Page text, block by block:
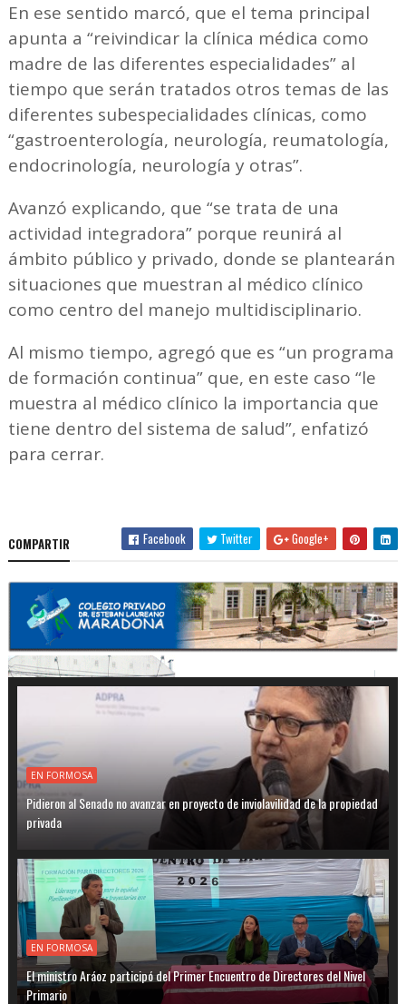
En ese sentido marcó, que el tema principal
apunta a “reivindicar la clínica médica como
madre de las diferentes especialidades” al
tiempo que serán tratados otros temas de las
diferentes subespecialidades clínicas, como
“gastroenterología, neurología, reumatología,
endocrinología, neurología y otras”.
Avanzó explicando, que “se trata de una
actividad integradora” porque reunirá al
ámbito público y privado, donde se plantearán
situaciones que muestran al médico clínico
como centro del manejo multidisciplinario.
Al mismo tiempo, agregó que es “un programa
de formación continua” que, en este caso “le
muestra al médico clínico la importancia que
tiene dentro del sistema de salud”, enfatizó
para cerrar.
COMPARTIR Facebook Twitter Google+
EN FORMOSA
Pidieron al Senado no avanzar en proyecto de inviolavilidad de la propiedad
privada
EN FORMOSA
El ministro Aráoz participó del Primer Encuentro de Directores del Nivel
Primario